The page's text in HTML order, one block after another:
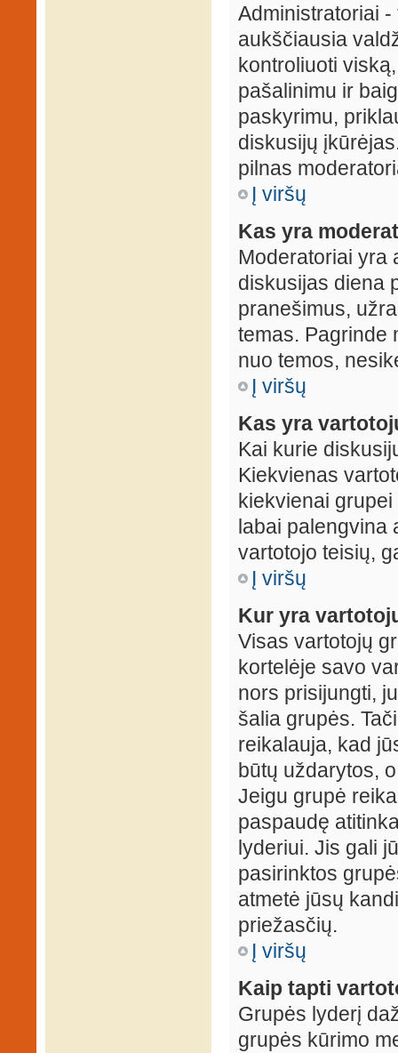
Administratoriai
aukščiausia
kontroliuoti
pašalinimu ir
paskyrimu,
diskusijų
pilnas
Į viršų
Kas yra
Moderatoriai yra
diskusijas diena
pranešimus,
temas. Pagrinde
nuo temos,
Į viršų
Kas yra
Kai kurie
Kiekvienas
kiekvienai
labai palengvina
vartotojo teisių,
Į viršų
Kur yra
Visas vartotojų
kortelėje savo
nors prisijungti,
šalia grupės.
reikalauja, kad
būtų uždarytos,
Jeigu grupė
paspaudę
lyderiui. Jis gali
pasirinktos
atmetė jūsų
priežasčių.
Į viršų
Kaip tapti
Grupės lyderį
grupės kūrimo